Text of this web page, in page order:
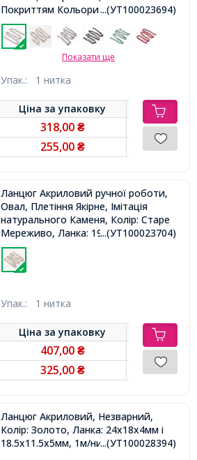
Покриттям Кольори Рожевого
Золота, Ланка: 23.5x17.5x4.5мм і
18.5x11.5x4.5мм, 1м / нитка,
...(УТ100023694)
Показати ще
Упак.: 1 нитка
Ціна заупаковку
318,00 ₴
255,00 ₴
Ланцюг Акриловий ручної роботи,
Овал, Плетіння Якірне, Імітація
натурального Каменя, Колір: Старе
Мереживо, Ланка: 19,5x14,5x4,5мм,
1м / нитка,
...(УТ100023704)
Упак.: 1 нитка
Ціна заупаковку
407,00 ₴
325,00 ₴
Ланцюг Акриловий, Незварний,
Колір: Золото, Ланка: 24х18х4мм і
18.5x11.5x5мм, 1м/нитка,...(УТ100028394)